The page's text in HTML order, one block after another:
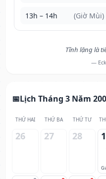
13h – 14h (Giờ Mùi)
Tĩnh lặng là
—
Lịch Tháng 3 Năm
THỨ HAI THỨ BA THỨ TƯ
26 27 28 1